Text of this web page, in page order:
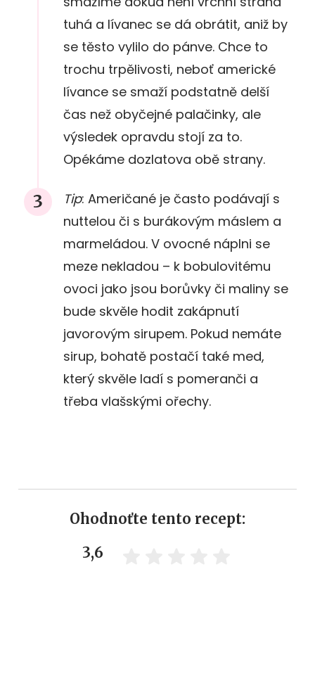
tuhá a lívanec se dá obrátit, aniž by
se těsto vylilo do pánve. Chce to
trochu trpělivosti, neboť americké
lívance se smaží podstatně delší
čas než obyčejné palačinky, ale
výsledek opravdu stojí za to.
Opékáme dozlatova obě strany.
Tip: Američané je často podávají s
nuttelou či s burákovým máslem a
marmeládou. V ovocné náplni se
meze nekladou – k bobulovitému
ovoci jako jsou borůvky či maliny se
bude skvěle hodit zakápnutí
javorovým sirupem. Pokud nemáte
sirup, bohatě postačí také med,
který skvěle ladí s pomeranči a
třeba vlašskými ořechy.
Ohodnoťte tento recept:
3,6